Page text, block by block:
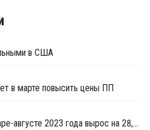
в США
в марте повысить цены ПП
Экспорт ПП из США в январе-августе 2023 года вырос на 28,4%